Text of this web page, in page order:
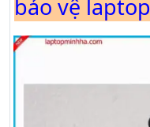
bảo vệ